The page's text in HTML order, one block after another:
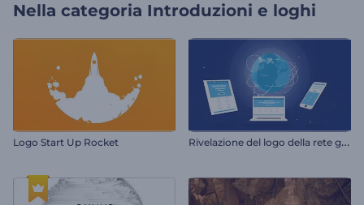
Nella categoria Introduzioni e loghi
Logo Start Up Rocket R
ivelazione del logo della rete globale